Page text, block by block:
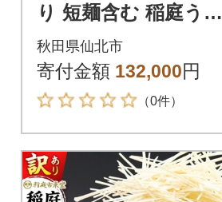
り 短麺含む 稲庭うど
ん 800g×8を8回|02_ik
d-110808
秋田県仙北市
寄付金額 132,000円
（0件）